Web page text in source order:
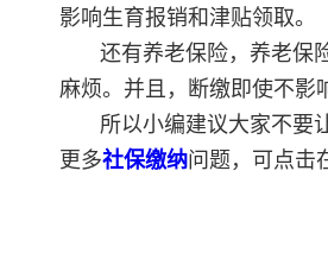
影响生育报销和津贴领取。
还有养老保险，养老保
麻烦。并且，断缴即使不影
所以小编建议大家不要
更多社保缴纳问题，可点击